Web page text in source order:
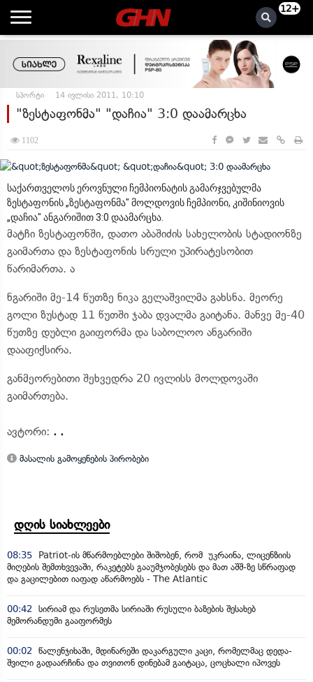
12+
სპორტი 14 ივლისი 2011, 10:10
"ზესტაფონმა" "დაჩია" 3:0 დაამარცხა
1102
საქართველოს ეროვნული ჩემპიონატის გამარჯვებულმა
ზესტაფონის „ზესტაფონმა" მოლდოვის ჩემპიონი, კიშინიოვის
„დაჩია" ანგარიშით 3:0 დაამარცხა.
მატჩი ზესტაფონში, დათო აბაშიძის სახელობის სტადიონზე
გაიმართა და ზესტაფონის სრული უპირატესობით
წარიმართა. ა
ნგარიში მე-14 წუთზე ნიკა გელაშვილმა გახსნა. მეორე
გოლი ზუსტად 11 წუთში ჯაბა დვალმა გაიტანა. მანვე მე-40
წუთზე დუბლი გაიფორმა და საბოლოო ანგარიში
დააფიქსირა.
განმეორებითი შეხვედრა 20 ივლისს მოლდოვაში
გაიმართება.
ავტორი: . .
მასალის გამოყენების პირობები
დღის სიახლეები
08:35
Patriot-ის მწარმოებლები შიშობენ, რომ უკრაინა, ლიცენზიის
მიღების შემთხვევაში, რაკეტებს გააუმჯობესებს და მათ აშშ-ზე სწრაფად
და გაცილებით იაფად აწარმოებს - The Atlantic
00:42
სირიამ და რუსეთმა სირიაში რუსული ბაზების შესახებ
მემორანდუმი გააფორმეს
00:02
წალენჯიხაში, მდინარეში დაკარგული კაცი, რომელმაც დედა-
შვილი გადაარჩინა და თვითონ დინებამ გაიტაცა, ცოცხალი იპოვეს